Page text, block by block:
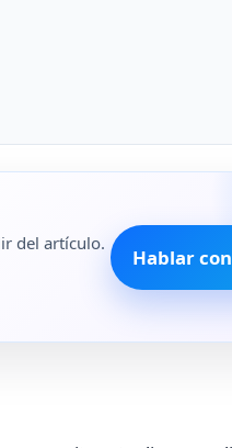
del artículo.
Hablar